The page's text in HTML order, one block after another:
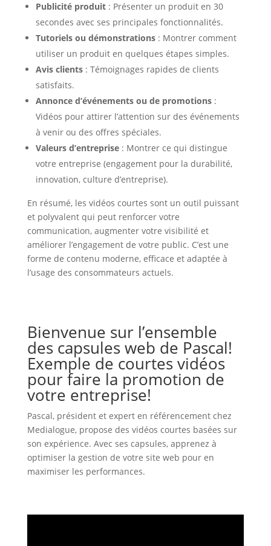
Publicité produit: Présenter un produit en 30
secondes avec ses principales fonctionnalités.
Tutoriels ou démonstrations: Montrer comment
utiliser un produit en quelques étapes simples.
Avis clients: Témoignages rapides de clients
satisfaits.
Annonce d’événements ou de promotions:
Vidéos pour attirer l’attention sur des événements
à venir ou des offres spéciales.
Valeurs d’entreprise: Montrer ce qui distingue
votre entreprise (engagement pour la durabilité,
innovation, culture d’entreprise).
En résumé, les vidéos courtes sont un outil puissant
et polyvalent qui peut renforcer votre
communication, augmenter votre visibilité et
améliorer l’engagement de votre public. C’est une
forme de contenu moderne, efficace et adaptée à
l’usage des consommateurs actuels.
Bienvenue sur l’ensemble
des capsules web de Pascal!
Exemple de courtes vidéos
pour faire la promotion de
votre entreprise!
Pascal, président et expert en référencement chez
Medialogue, propose des vidéos courtes basées sur
son expérience. Avec ses capsules, apprenez à
optimiser la gestion de votre site web pour en
maximiser les performances.